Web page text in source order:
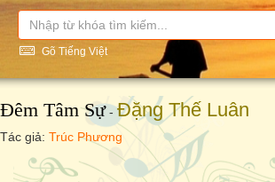
Gõ Tiếng Việt
Đêm Tâm Sự- Đặng Thế Luân
Tác giả: Trúc Phương